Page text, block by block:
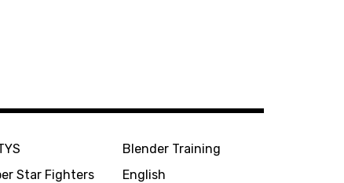
Star Fighters
Blender Training
English